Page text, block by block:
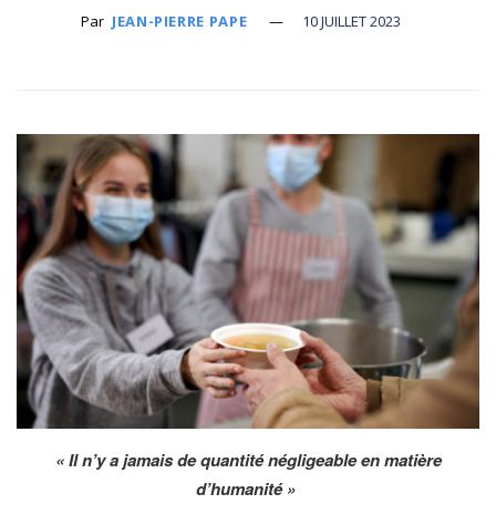
Par JEAN-PIERRE PAPE 10 JUILLET 2023
« Il n’y a jamais de quantité négligeable en matière
d’humanité »